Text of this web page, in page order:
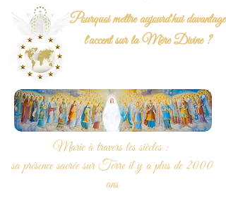
Pourquoi mettre aujourd'hui davantage
l'accent sur la Mère Divine ?
Marie à travers les siècles :
sa présence sacrée sur Terre il y a plus de 2000
ans